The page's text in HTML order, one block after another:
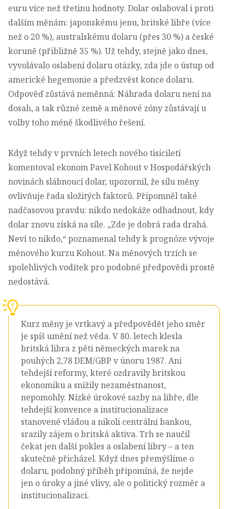
euru více než třetinu hodnoty. Dolar oslaboval i proti
dalším měnám: japonskému jenu, britské libře (více
než o 20 %), australskému dolaru (přes 30 %) a české
koruně (přibližně 35 %). Už tehdy, stejně jako dnes,
vyvolávalo oslabení dolaru otázky, zda jde o ústup od
americké hegemonie a předzvěst konce dolaru.
Odpověď zůstává neměnná: Náhrada dolaru není na
dosah, a tak různé země a měnové zóny zůstávají u
volby toho méně škodlivého řešení.
Když tehdy v prvních letech nového tisíciletí
komentoval ekonom Pavel Kohout v Hospodářských
novinách slábnoucí dolar, upozornil, že sílu měny
ovlivňuje řada složitých faktorů. Připomněl také
nadčasovou pravdu: nikdo nedokáže odhadnout, kdy
dolar znovu získá na síle. „Zde je dobrá rada drahá.
Neví to nikdo,“ poznamenal tehdy k prognóze vývoje
měnového kurzu Kohout. Na měnových trzích se
spolehlivých vodítek pro podobné předpovědi prostě
nedostává.
Kurz měny je vrtkavý a předpovědět jeho směr
je spíš umění než věda. V 80. letech klesla
britská libra z pěti německých marek na
pouhých 2,78 DEM/GBP v únoru 1987. Ani
tehdejší reformy, které ozdravily britskou
ekonomiku a snížily nezaměstnanost,
nepomohly. Nízké úrokové sazby na libře, dle
tehdejší konvence a institucionalizace
stanovené vládou a nikoli centrální bankou,
srazily zájem o britská aktiva. Trh se naučil
čekat jen další pokles a oslabení libry – a ten
skutečně přicházel. Když dnes přemýšlíme o
dolaru, podobný příběh připomíná, že nejde
jen o úroky a jiné vlivy, ale o politický rozměr a
institucionalizaci.